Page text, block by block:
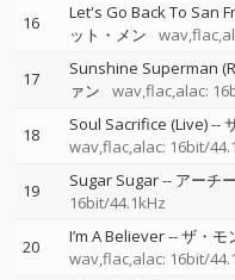
16 Let's Go Back To San
ット・メン
17 Sunshine Superman
ァン
wav,flac,alac:
18 Soul Sacrifice (Live)--
wav,flac,alac: 16bit/
19 Sugar Sugar-- アーチ
16bit/44.1kHz
20 I’m A Believer--ザ・モ
wav,flac,alac: 16bit/